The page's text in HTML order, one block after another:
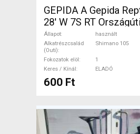
GEPIDA A Gepida
28' W 7S RT Országúti
Shimano 105 használt
Állapot
használt
Alkatrészcsalád
(Outi)
Shimano 105
Fokozatok elöl
1
Keres / Kínál
ELADÓ
600 Ft